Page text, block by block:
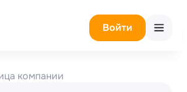
Войти
компании